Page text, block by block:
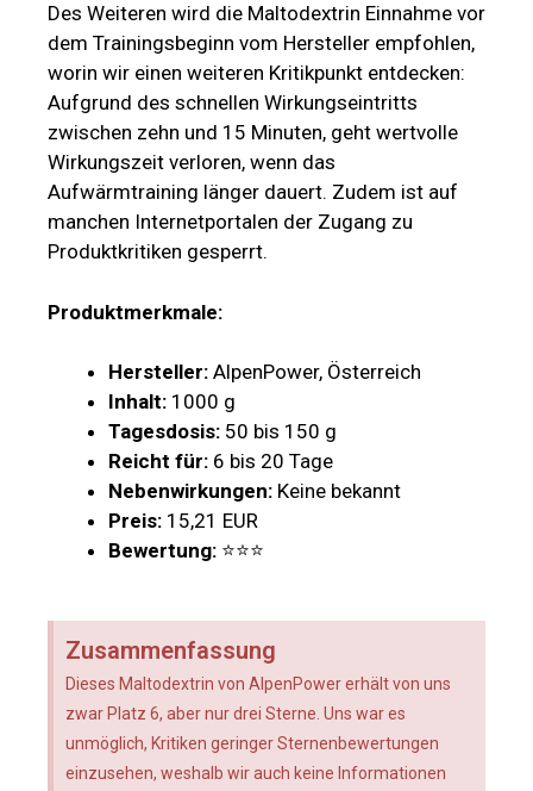
Des Weiteren wird die Maltodextrin Einnahme vor
dem Trainingsbeginn vom Hersteller empfohlen,
worin wir einen weiteren Kritikpunkt entdecken:
Aufgrund des schnellen Wirkungseintritts
zwischen zehn und 15 Minuten, geht wertvolle
Wirkungszeit verloren, wenn das
Aufwärmtraining länger dauert. Zudem ist auf
manchen Internetportalen der Zugang zu
Produktkritiken gesperrt.
Produktmerkmale:
Hersteller: AlpenPower, Österreich
Inhalt: 1000 g
Tagesdosis: 50 bis 150 g
Reicht für: 6 bis 20 Tage
Nebenwirkungen: Keine bekannt
Preis: 15,21 EUR
Bewertung: ⭐⭐⭐
Zusammenfassung
Dieses Maltodextrin von AlpenPower erhält von uns
zwar Platz 6, aber nur drei Sterne. Uns war es
unmöglich, Kritiken geringer Sternenbewertungen
einzusehen, weshalb wir auch keine Informationen